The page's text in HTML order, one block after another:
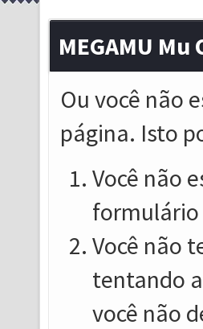
MEGAMU
Ou você não
página. Isto
Você não
formulário
Você não
tentando
você não